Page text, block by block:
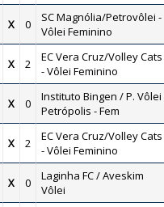
X 0
SC Magnólia/Petrovôlei -
Vôlei Feminino
X 2
EC Vera Cruz/Volley Cats
- Vôlei Feminino
X 0
Instituto Bingen / P. Vôlei
Petrópolis - Fem
X 2
EC Vera Cruz/Volley Cats
- Vôlei Feminino
X 0
Laginha FC / Aveskim
Vôlei